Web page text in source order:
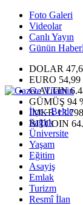
Foto Galeri
Videolar
Canlı Yayın
Günün
DOLAR
EURO 54,99
G.ALTIN
GÜMÜŞ 94
IMKB
BITCOIN
İlçe - Belde
Sağlık
Üniversite
Yaşam
Eğitim
Asayiş
Emlak
Turizm
Resmî İlan